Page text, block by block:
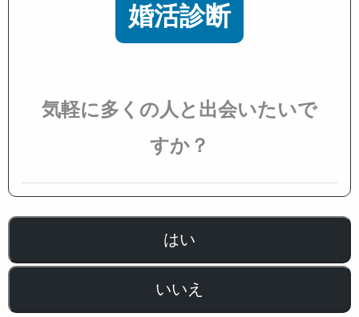
婚活診断
気軽に多くの人と出会いたいで
すか？
はい
いいえ